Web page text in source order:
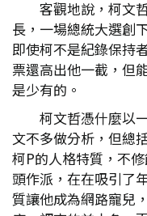
客觀地說，柯文
長，一場總統大選創
即使柯不是紀錄保持
票還高出他一截，但
是少有的。
柯文哲憑什麼以
文不多做分析，但總
柯P的人格特質，不
頭作派，在在吸引了
質讓他成為網路寵兒